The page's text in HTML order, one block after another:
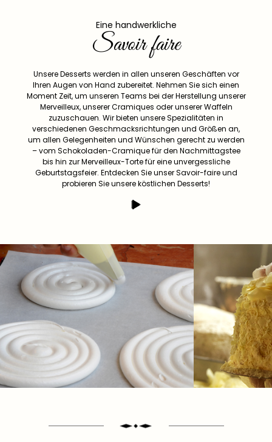
Eine handwerkliche
Savoir faire
Unsere Desserts werden in allen unseren Geschäften vor
Ihren Augen von Hand zubereitet. Nehmen Sie sich einen
Moment Zeit, um unseren Teams bei der Herstellung unserer
Merveilleux, unserer Cramiques oder unserer Waffeln
zuzuschauen. Wir bieten unsere Spezialitäten in
verschiedenen Geschmacksrichtungen und Größen an,
um allen Gelegenheiten und Wünschen gerecht zu werden
– vom Schokoladen-Cramique für den Nachmittagstee
bis hin zur Merveilleux-Torte für eine unvergessliche
Geburtstagsfeier. Entdecken Sie unser Savoir-faire und
probieren Sie unsere köstlichen Desserts!